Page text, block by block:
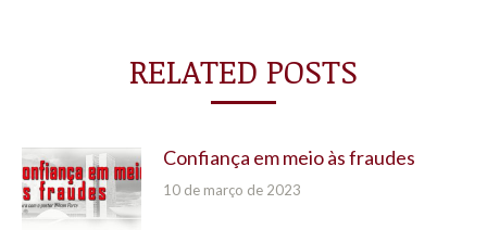
RELATED POSTS
Confiança em meio às fraudes
10 de março de 2023